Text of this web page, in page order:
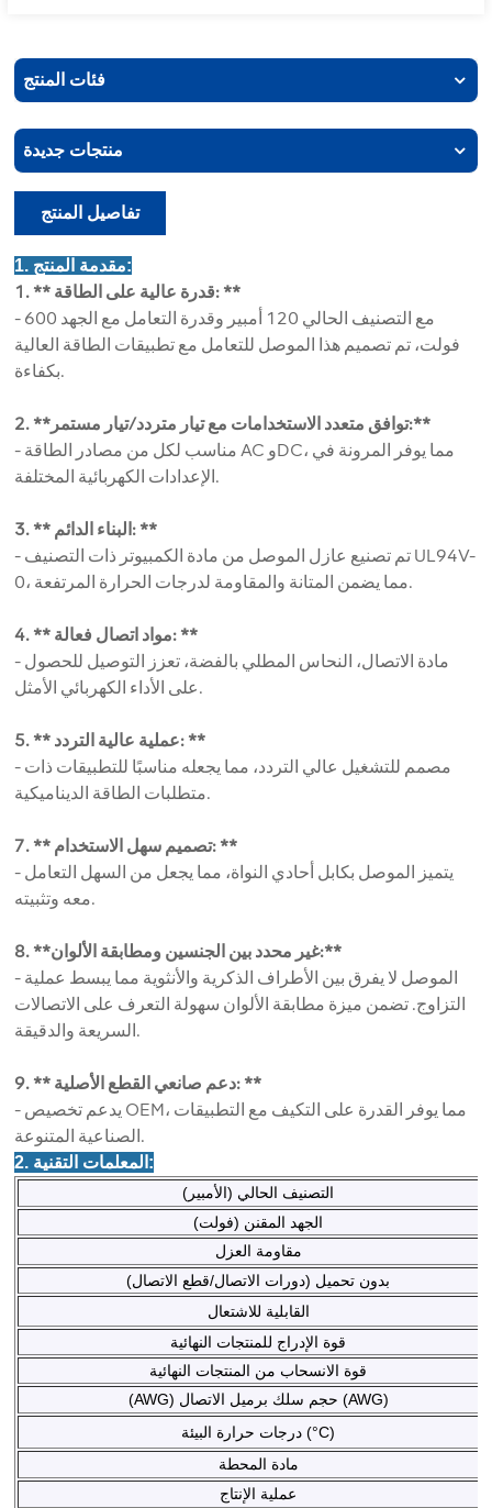
فئات المنتج
منتجات جديدة
تفاصيل المنتج
1. مقدمة المنتج:
1. ** قدرة عالية على الطاقة: **
- مع التصنيف الحالي 120 أمبير وقدرة التعامل مع الجهد 600
فولت، تم تصميم هذا الموصل للتعامل مع تطبيقات الطاقة العالية
بكفاءة.
2. **توافق متعدد الاستخدامات مع تيار متردد/تيار مستمر:**
- مناسب لكل من مصادر الطاقة AC وDC، مما يوفر المرونة في
الإعدادات الكهربائية المختلفة.
3. ** البناء الدائم: **
- تم تصنيع عازل الموصل من مادة الكمبيوتر ذات التصنيف UL94V-
0، مما يضمن المتانة والمقاومة لدرجات الحرارة المرتفعة.
4. ** مواد اتصال فعالة: **
- مادة الاتصال، النحاس المطلي بالفضة، تعزز التوصيل للحصول
على الأداء الكهربائي الأمثل.
5. ** عملية عالية التردد: **
- مصمم للتشغيل عالي التردد، مما يجعله مناسبًا للتطبيقات ذات
متطلبات الطاقة الديناميكية.
7. ** تصميم سهل الاستخدام: **
- يتميز الموصل بكابل أحادي النواة، مما يجعل من السهل التعامل
معه وتثبيته.
8. **غير محدد بين الجنسين ومطابقة الألوان:**
- الموصل لا يفرق بين الأطراف الذكرية والأنثوية مما يبسط عملية
التزاوج. تضمن ميزة مطابقة الألوان سهولة التعرف على الاتصالات
السريعة والدقيقة.
9. ** دعم صانعي القطع الأصلية: **
- يدعم تخصيص OEM، مما يوفر القدرة على التكيف مع التطبيقات
الصناعية المتنوعة.
2. المعلمات التقنية:
التصنيف الحالي (الأمبير)
الجهد المقنن (فولت)
مقاومة العزل
بدون تحميل (دورات الاتصال/قطع الاتصال)
القابلية للاشتعال
قوة الإدراج للمنتجات النهائية
قوة الانسحاب من المنتجات النهائية
(AWG) حجم سلك برميل الاتصال (AWG)
درجات حرارة البيئة (°C)
مادة المحطة
عملية الإنتاج